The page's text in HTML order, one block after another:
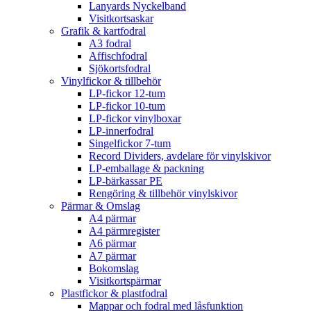
Lanyards Nyckelband
Visitkortsaskar
Grafik & kartfodral
A3 fodral
Affischfodral
Sjökortsfodral
Vinylfickor & tillbehör
LP-fickor 12-tum
LP-fickor 10-tum
LP-fickor vinylboxar
LP-innerfodral
Singelfickor 7-tum
Record Dividers, avdelare för vinylskivor
LP-emballage & packning
LP-bärkassar PE
Rengöring & tillbehör vinylskivor
Pärmar & Omslag
A4 pärmar
A4 pärmregister
A6 pärmar
A7 pärmar
Bokomslag
Visitkortspärmar
Plastfickor & plastfodral
Mappar och fodral med låsfunktion